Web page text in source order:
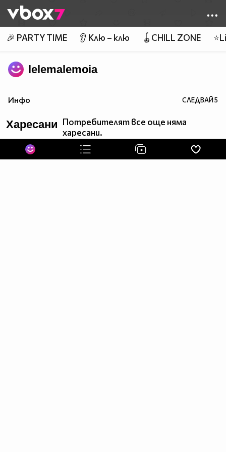
👾
🎉 PARTY TIME 👂 Клю – клю 🪀CHILL ZONE
lelemalemoia
Инфо СЛЕДВАЙ5
Харесани Потребителят все още няма
харесани.